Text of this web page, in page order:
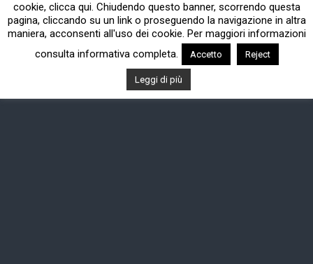
cookie, clicca qui. Chiudendo questo banner, scorrendo questa
pagina, cliccando su un link o proseguendo la navigazione in altra
maniera, acconsenti all'uso dei cookie. Per maggiori informazioni
consulta informativa completa.
Accetto Reject
Leggi di più